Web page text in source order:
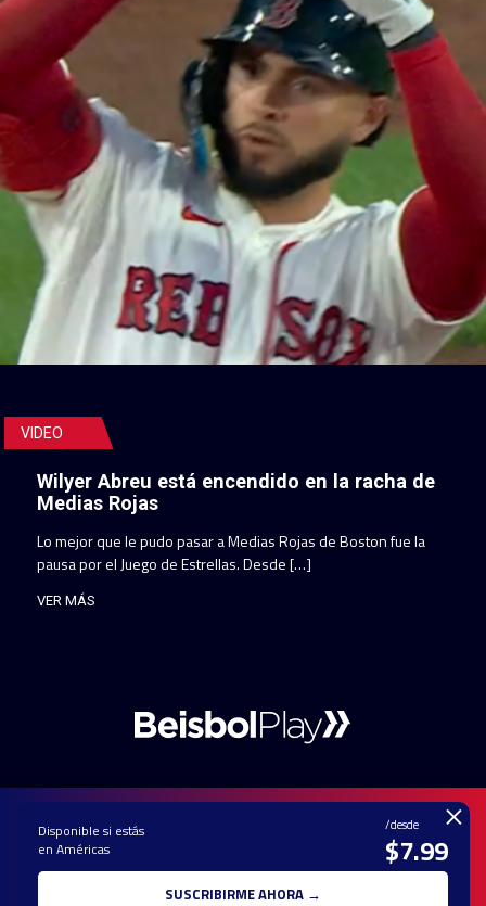
VIDEO
Wilyer Abreu está encendido en la racha de
Medias Rojas
Lo mejor que le pudo pasar a Medias Rojas de Boston fue la
pausa por el Juego de Estrellas. Desde […]
VER MÁS
PAUTA CON
TÉRMINOS Y
CONDICIONES
© 2025 TODOS LOS DERECHOS RESERVADOS - UNA MARCA REGISTRADA
Disponible si estás
en Américas
/desde
$7.99
SUSCRIBIRME AHORA →
×